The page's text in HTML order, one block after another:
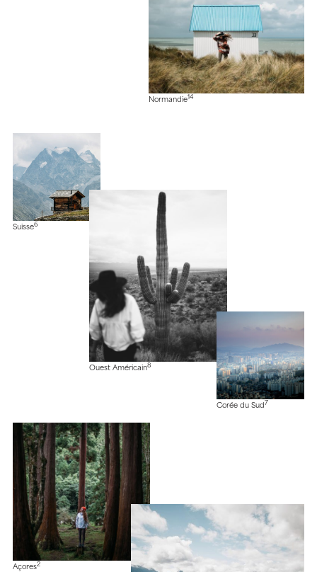
Normandie14
Suisse6
Ouest Américain8
Corée du Sud 7
Açores2